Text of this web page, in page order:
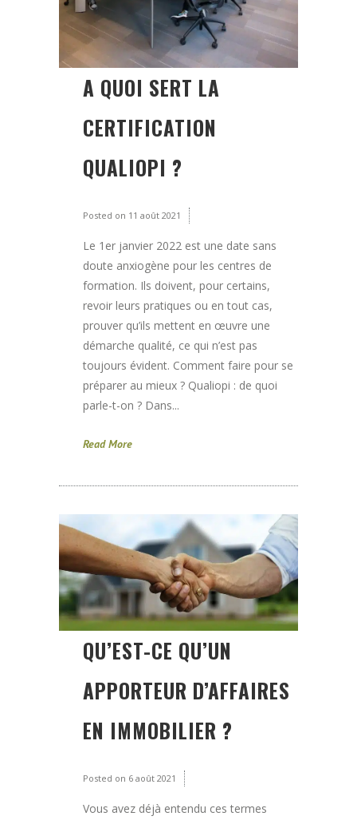
A QUOI SERT LA
CERTIFICATION
QUALIOPI ?
Posted on 11 août 2021
Le 1er janvier 2022 est une date sans
doute anxiogène pour les centres de
formation. Ils doivent, pour certains,
revoir leurs pratiques ou en tout cas,
prouver qu’ils mettent en œuvre une
démarche qualité, ce qui n’est pas
toujours évident. Comment faire pour se
préparer au mieux ? Qualiopi : de quoi
parle-t-on ? Dans...
Read More
QU’EST-CE QU’UN
APPORTEUR D’AFFAIRES
EN IMMOBILIER ?
Posted on 6 août 2021
Vous avez déjà entendu ces termes